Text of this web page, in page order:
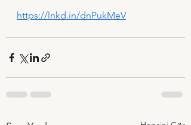
https://lnkd.in/dnPukMeV